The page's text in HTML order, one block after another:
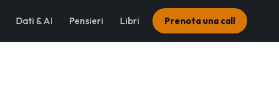
Dati & AI Pensieri Libri Prenota una call